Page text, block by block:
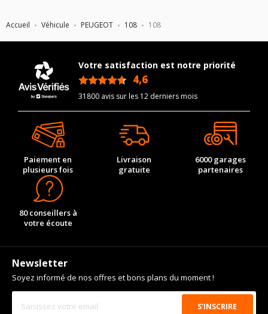
Accueil Véhicule PEUGEOT 108 108
Votre satisfaction est notre priorité
4,6
31800 avis sur les 12 derniers mois
Paiement en
plusieurs fois
Livraison
gratuite
6000 garages
partenaires
80 conseillers à
votre écoute
Newsletter
Soyez informé de nos offres et bons plans du moment !